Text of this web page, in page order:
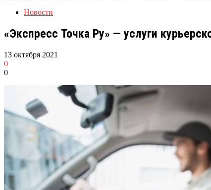
Новости
«Экспресс Точка Ру» — услуги
13 октября 2021
0
0